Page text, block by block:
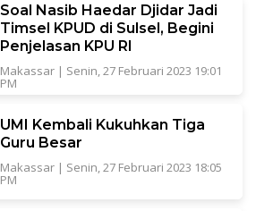
Soal Nasib Haedar Djidar Jadi
Timsel KPUD di Sulsel, Begini
Penjelasan KPU RI
Makassar| Senin, 27 Februari 2023 19:01
PM
UMI Kembali Kukuhkan Tiga
Guru Besar
Makassar| Senin, 27 Februari 2023 18:05
PM